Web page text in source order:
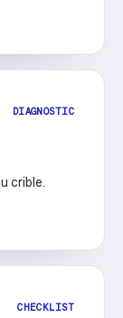
DIAGNOSTIC
crible.
CHECKLIST